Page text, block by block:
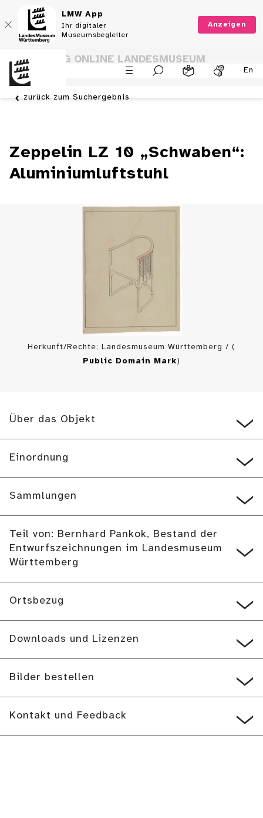
LMW App
Ihr digitaler
Museumsbegleiter
Anzeigen
En
SAMMLUNG ONLINE LANDESMUSEUM
WÜRTTEMBERG
zurück zum Suchergebnis
Zeppelin LZ 10 „Schwaben“:
Aluminiumluftstuhl
Herkunft/Rechte: Landesmuseum Württemberg / (
Public Domain Mark)
Über das Objekt
Einordnung
Sammlungen
Teil von: Bernhard Pankok, Bestand der
Entwurfszeichnungen im Landesmuseum
Württemberg
Ortsbezug
Downloads und Lizenzen
Bilder bestellen
Kontakt und Feedback